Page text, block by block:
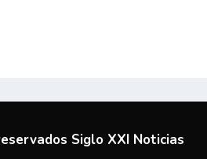
Siglo XXI Noticias